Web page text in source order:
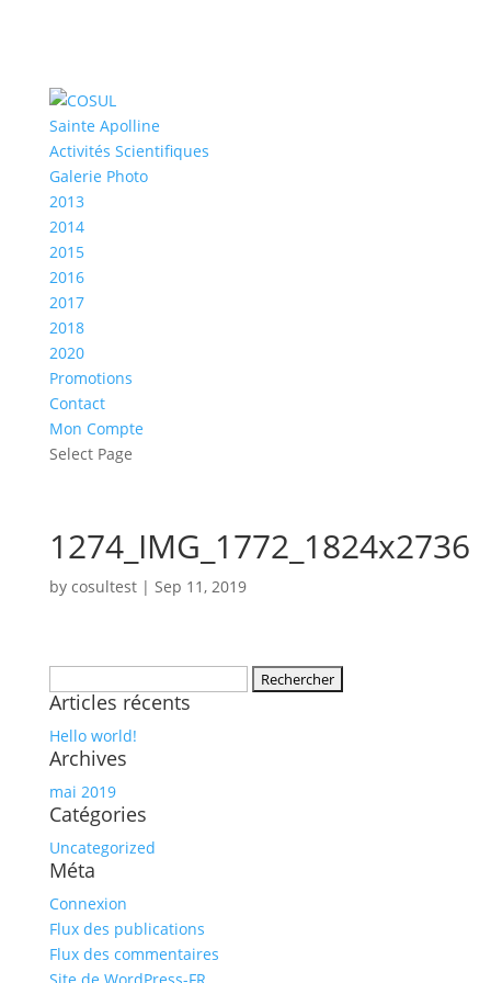
Sainte Apolline
Activités Scientifiques
Galerie Photo
2013
2014
2015
2016
2017
2018
2020
Promotions
Contact
Mon Compte
Select Page
1274_IMG_1772_1824x2736
by cosultest| Sep 11, 2019
Articles récents
Hello world!
Archives
mai 2019
Catégories
Uncategorized
Méta
Connexion
Flux des publications
Flux des commentaires